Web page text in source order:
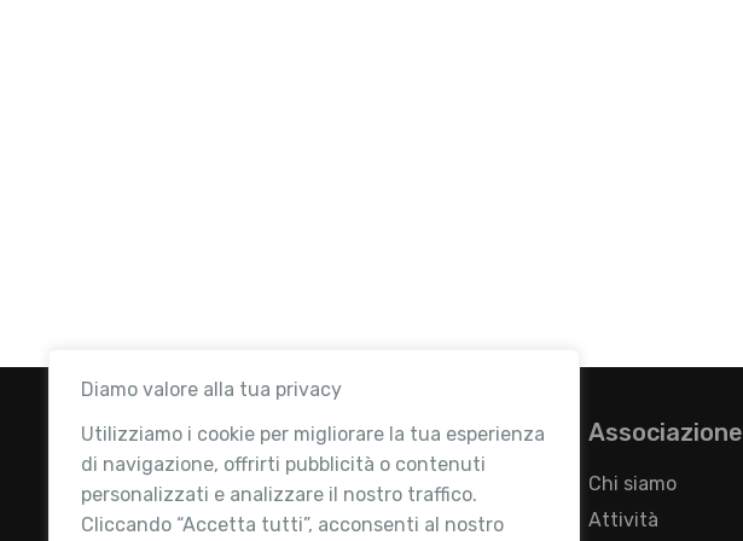
Diamo valore alla tua privacy
Utilizziamo i cookie per migliorare la tua esperienza
di navigazione, offrirti pubblicità o contenuti
personalizzati e analizzare il nostro traffico.
Cliccando “Accetta tutti”, acconsenti al nostro
Associazione
Chi siamo
Attività